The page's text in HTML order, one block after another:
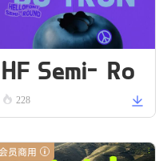
HF Semi-Ro
und VN Bold
228
员商用